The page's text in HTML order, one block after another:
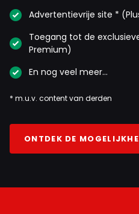
Advertentievrije site *
Toegang tot de
Premium)
En nog veel meer…
* m.u.v. content van derden
ONTDEK DE